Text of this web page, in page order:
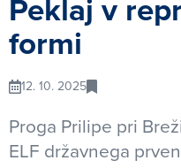
Peklaj v
formi
12. 10. 2025
Proga Prilipe pri
ELF državnega